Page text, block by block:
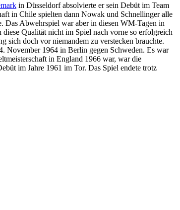
in Düsseldorf absolvierte er sein Debüt im Team
in Chile spielten dann Nowak und Schnellinger alle
Das Abwehrspiel war aber in diesen WM-Tagen in
Qualität nicht im Spiel nach vorne so erfolgreich
sich doch vor niemandem zu verstecken brauchte.
November 1964 in Berlin gegen Schweden. Es war
in England 1966 war, war die
im Jahre 1961 im Tor. Das Spiel endete trotz